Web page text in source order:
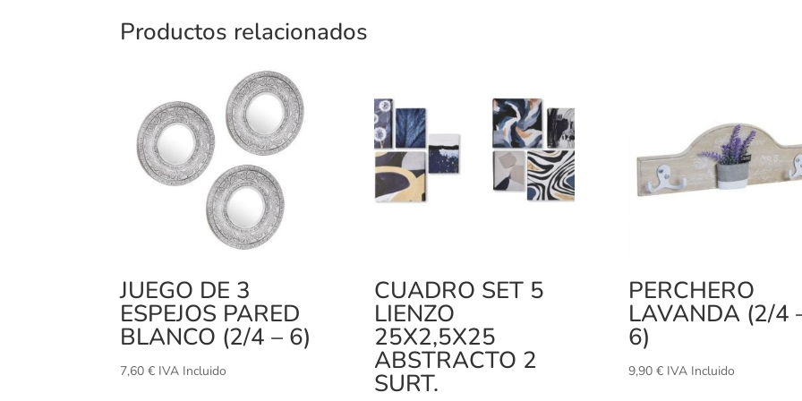
Productos relacionados
JUEGO DE 3
ESPEJOS PARED
BLANCO (2/4 – 6)
7,60€ IVA Incluido
CUADRO SET 5
LIENZO
25X2,5X25
ABSTRACTO 2
SURT.
PERCHERO
LAVANDA (2/4
6)
9,90 € IVA Incluido